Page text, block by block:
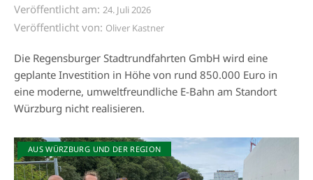
Veröffentlicht am: 24. Juli 2026
Veröffentlicht von: Oliver Kastner
Die Regensburger Stadtrundfahrten GmbH wird eine
geplante Investition in Höhe von rund 850.000 Euro in
eine moderne, umweltfreundliche E-Bahn am Standort
Würzburg nicht realisieren.
AUS WÜRZBURG UND DER REGION